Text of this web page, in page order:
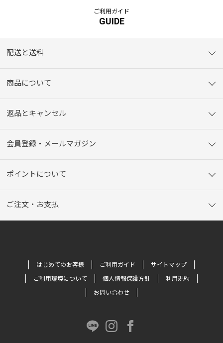
ご利用ガイド
GUIDE
配送と送料
商品について
返品とキャンセル
会員登録・メールマガジン
ポイントについて
ご注文・お支払
はじめてのお客様 ご利用ガイド
サイトマップ
ご利用環境について
個人情報保護方針
利用規約
お問い合わせ